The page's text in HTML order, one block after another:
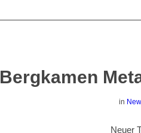
Bergkamen
in
Neuer